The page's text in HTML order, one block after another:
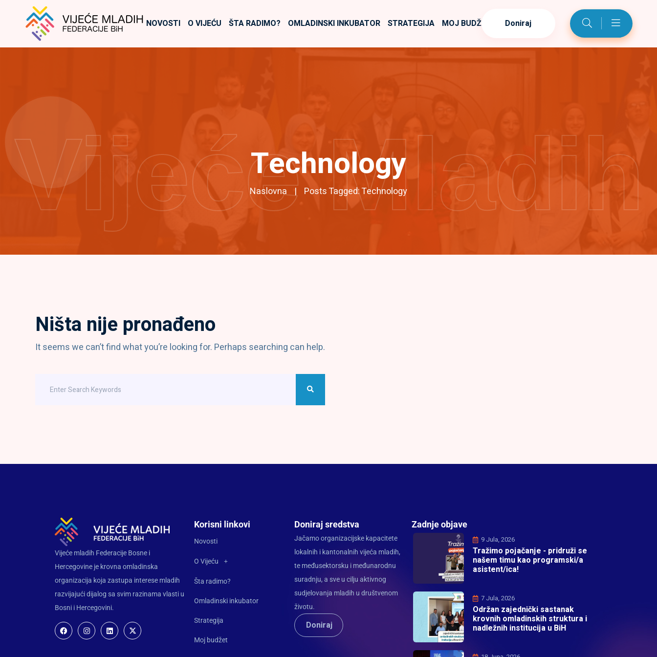
NOVOSTI O VIJEĆU ŠTA RADIMO? OMLADINSKI INKUBATOR STRATEGIJA MOJ BUDŽET Doniraj
Technology
Naslovna Posts Tagged: Technology
Vijeće Mladih
Ništa nije pronađeno
It seems we can’t find what you’re looking for. Perhaps searching can help.
Vijeće mladih Federacije Bosne i
Hercegovine je krovna omladinska
organizacija koja zastupa interese mladih
razvijajući dijalog sa svim razinama vlasti u
Bosni i Hercegovini.
Korisni linkovi
Novosti
O Vijeću
Šta radimo?
Omladinski inkubator
Strategija
Moj budžet
Doniraj sredstva
Jačamo organizacijske kapacitete
lokalnih i kantonalnih vijeća mladih,
te međusektorsku i međunarodnu
suradnju, a sve u cilju aktivnog
sudjelovanja mladih u društvenom
životu.
Doniraj
Zadnje objave
9 Jula, 2026
Tražimo pojačanje - pridruži se
našem timu kao programski/a
asistent/ica!
7 Jula, 2026
Održan zajednički sastanak
krovnih omladinskih struktura i
nadležnih institucija u BiH